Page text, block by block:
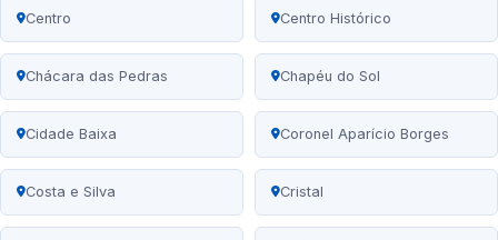
Centro Centro Histórico
Chácara das Pedras Chapéu do Sol
Cidade Baixa Coronel Aparício Borges
Costa e Silva Cristal